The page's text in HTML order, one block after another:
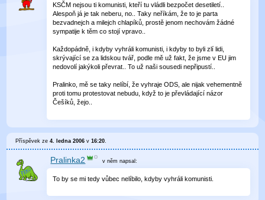
KSČM nejsou ti komunisti, kteří tu vládli bezpočet desetiletí..
Alespoň já je tak neberu, no.. Taky neříkám, že to je parta
bezvadnejch a milejch chlapíků, prostě jenom nechovám žádné
sympatije k těm co stojí vpravo..
Každopádně, i kdyby vyhráli komunisti, i kdyby to byli zlí lidi,
skrývající se za lidskou tvář, podle mě už fakt, že jsme v EU jim
nedovolí jakýkoli převrat.. To už naši sousedi nepřipustí..
Pralinko, mě se taky nelíbí, že vyhraje ODS, ale nijak vehementně
proti tomu protestovat nebudu, když to je převládající názor
Češíků, žejo..
Příspěvek ze4. ledna 2006 v16:20.
Pralinka2 v něm napsal:
To by se mi tedy vůbec nelíbilo, kdyby vyhráli komunisti.